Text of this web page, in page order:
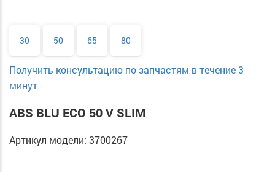
30 50 65 80
Получить консультацию по запчастям в течение 3
минут
ABS BLU ECO 50 V SLIM
Артикул модели: 3700267